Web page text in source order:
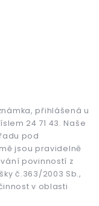
přihlášená u
24 71 43. Naše
pod
jsou pravidelně
povinností z
č.363/2003 Sb.,
v oblasti